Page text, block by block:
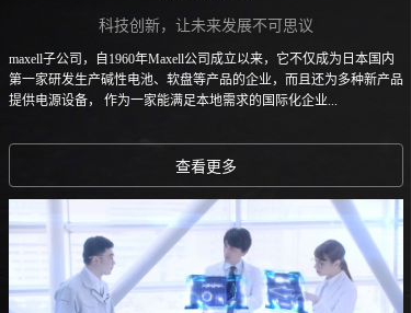
科技创新，让未来发展不可思议
maxell子公司，自1960年Maxell公司成立以来，它不仅成为日本国内
第一家研发生产碱性电池、软盘等产品的企业，而且还为多种新产品
提供电源设备， 作为一家能满足本地需求的国际化企业...
查看更多